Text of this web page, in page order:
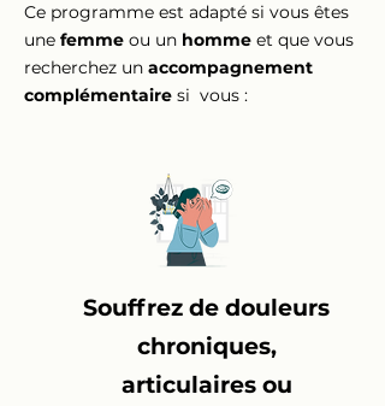
Ce programme est adapté si vous êtes
une femme ou un homme et que vous
recherchez un accompagnement
complémentaire si vous :
Souffrez de douleurs
chroniques,
articulaires ou